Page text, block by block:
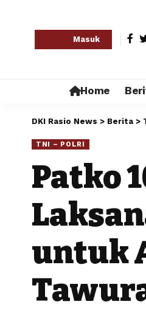
Masuk
Home
DKI Rasio News > Berita >
TNI – POLRI
Patko
untuk